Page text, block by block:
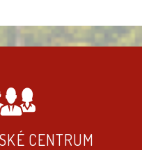
CENTRUM